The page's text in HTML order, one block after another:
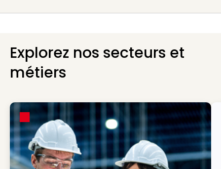
Explorez nos secteurs et
métiers